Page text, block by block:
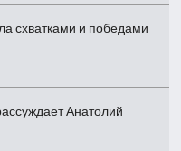
схватками и победами
Анатолий